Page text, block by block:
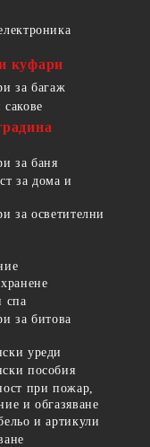
куфари
за багаж
за баня
за дома и
за осветителни
спа
за битова
уреди
пособия
при пожар,
и обгазяване
и артикули